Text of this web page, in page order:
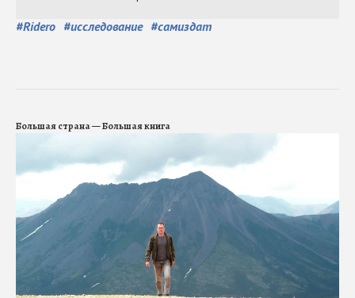
#Ridero #исследование #самиздат
Большая страна — Большая книга